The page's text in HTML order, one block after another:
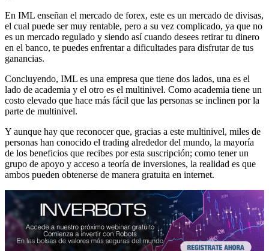
En IML enseñan el mercado de forex, este es un mercado de divisas,
el cual puede ser muy rentable, pero a su vez complicado, ya que no
es un mercado regulado y siendo así cuando desees retirar tu dinero
en el banco, te puedes enfrentar a dificultades para disfrutar de tus
ganancias.
Concluyendo, IML es una empresa que tiene dos lados, una es el
lado de academia y el otro es el multinivel. Como academia tiene un
costo elevado que hace más fácil que las personas se inclinen por la
parte de multinivel.
Y aunque hay que reconocer que, gracias a este multinivel, miles de
personas han conocido el trading alrededor del mundo, la mayoría
de los beneficios que recibes por esta suscripción; como tener un
grupo de apoyo y acceso a teoría de inversiones, la realidad es que
ambos pueden obtenerse de manera gratuita en internet.